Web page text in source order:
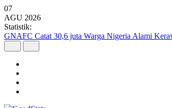
07
AGU 2026
Statistik:
GNAFC Catat 30,6 juta Warga Nigeria Alami